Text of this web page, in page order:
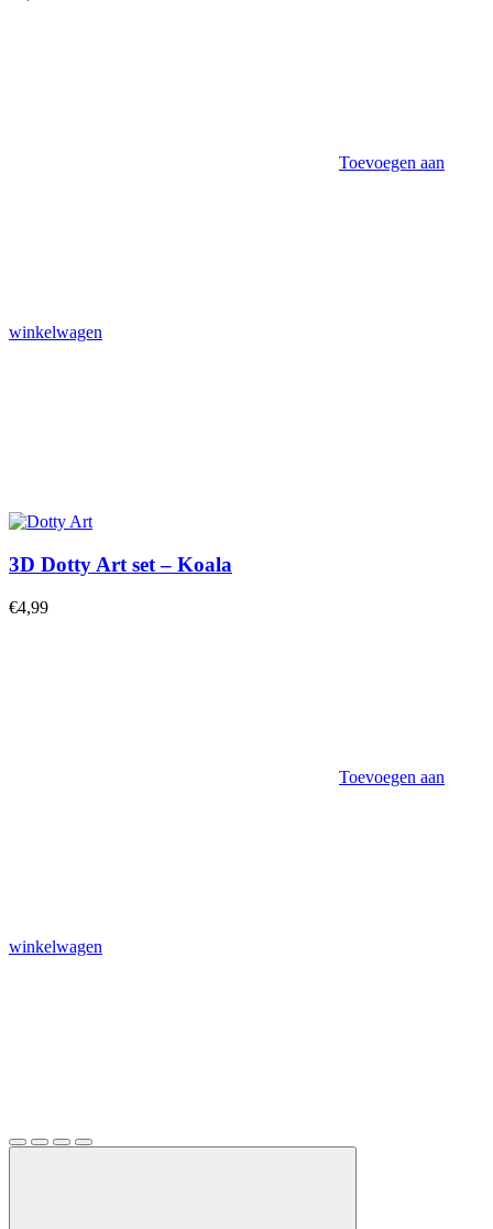
Toevoegen aan
winkelwagen
3D Dotty Art set – Koala
€4,99
Toevoegen aan
winkelwagen